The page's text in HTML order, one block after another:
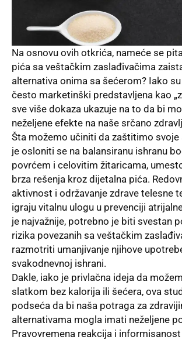
Na osnovu ovih otkrića, nameće se
pića sa veštačkim zaslađivačima
alternativa onima sa šećerom? Iako
često marketinški predstavljena kao
sve više dokaza ukazuje na to da bi
neželjene efekte na naše srčano
Šta možemo učiniti da zaštitimo svoje
je osloniti se na balansiranu ishranu
povrćem i celovitim žitaricama,
brza rešenja kroz dijetalna pića.
aktivnost i održavanje zdrave telesne
igraju vitalnu ulogu u prevenciji
je najvažnije, potrebno je biti svestan
rizika povezanih sa veštačkim
razmotriti umanjivanje njihove
svakodnevnoj ishrani.
Dakle, iako je privlačna ideja da
slatkom bez kalorija ili šećera, ova
podseća da bi naša potraga za
alternativama mogla imati neželjene
Pravovremena reakcija i